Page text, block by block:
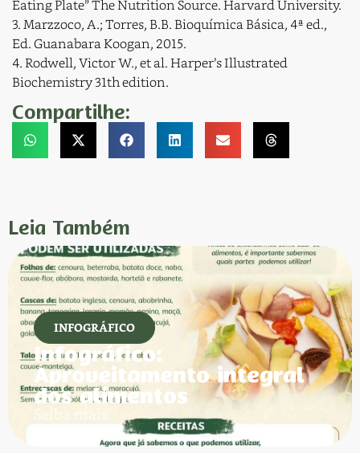
Eating Plate” The Nutrition Source. Harvard University.
3. Marzzoco, A.; Torres, B.B. Bioquímica Básica, 4ª ed.,
Ed. Guanabara Koogan, 2015.
4. Rodwell, Victor W., et al. Harper’s Illustrated
Biochemistry 31th edition.
Compartilhe:
Leia Também
INFOGRÁFICO
Infográfico:
Aproveitamento integral
dos alimentos
Saiba mais